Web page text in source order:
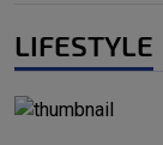
LIFESTYLE